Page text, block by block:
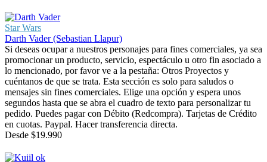
Star Wars
Darth Vader (Sebastian Llapur)
Si deseas ocupar a nuestros personajes para fines comerciales, ya sea
promocionar un producto, servicio, espectáculo u otro fin asociado a
lo mencionado, por favor ve a la pestaña: Otros Proyectos y
cuéntanos de que se trata. Esta sección es solo para saludos o
mensajes sin fines comerciales. Elige una opción y espera unos
segundos hasta que se abra el cuadro de texto para personalizar tu
pedido. Puedes pagar con Débito (Redcompra). Tarjetas de Crédito
en cuotas. Paypal. Hacer transferencia directa.
Desde $19.990